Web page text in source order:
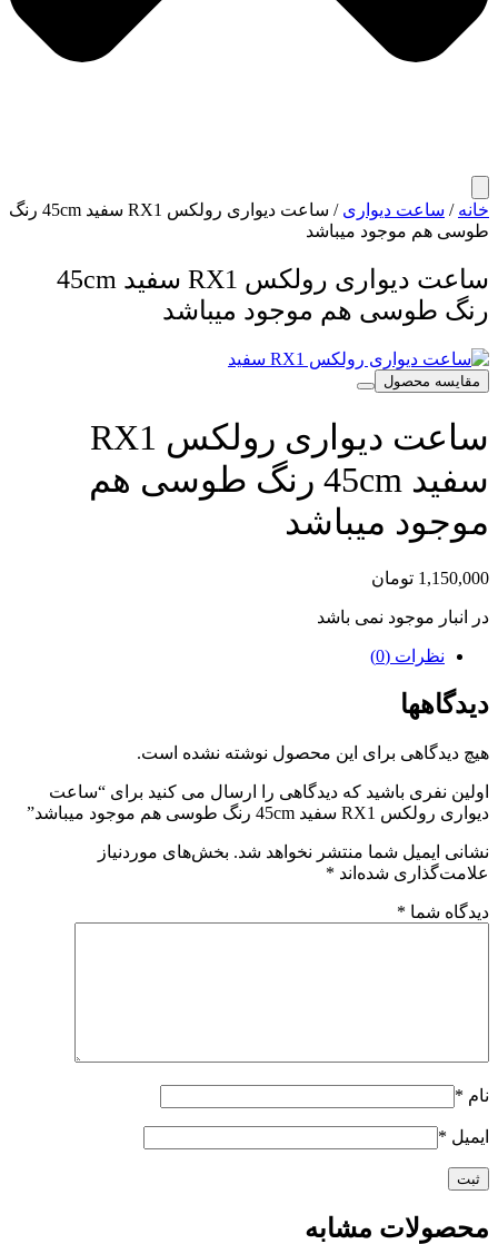
خانه / ساعت دیواری
/ ساعت دیواری رولکس RX1 سفید 45cm رنگ
طوسی هم موجود میباشد
ساعت دیواری رولکس RX1 سفید 45cm
رنگ طوسی هم موجود میباشد
مقایسه محصول
ساعت دیواری رولکس RX1
سفید 45cm رنگ طوسی هم
موجود میباشد
1,150,000 تومان
در انبار موجود نمی باشد
نظرات (0)
دیدگاهها
هیچ دیدگاهی برای این محصول نوشته نشده است.
اولین نفری باشید که دیدگاهی را ارسال می کنید برای “ساعت
دیواری رولکس RX1 سفید 45cm رنگ طوسی هم موجود میباشد”
نشانی ایمیل شما منتشر نخواهد شد. بخش‌های موردنیاز
علامت‌گذاری شده‌اند *
دیدگاه شما *
نام *
ایمیل *
محصولات مشابه